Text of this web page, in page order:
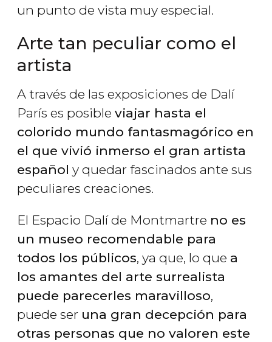
un punto de vista muy especial.
Arte tan peculiar como el
artista
A través de las exposiciones de Dalí
París es posible viajar hasta el
colorido mundo fantasmagórico en
el que vivió inmerso el gran artista
español y quedar fascinados ante sus
peculiares creaciones.
El Espacio Dalí de Montmartre no es
un museo recomendable para
todos los públicos, ya que, lo que a
los amantes del arte surrealista
puede parecerles maravilloso,
puede ser una gran decepción para
otras personas que no valoren este